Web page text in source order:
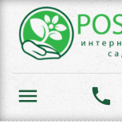
menu phone